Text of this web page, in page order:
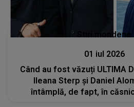
Stiri mondene
01 iul 2026
Când au fost văzuți ULTIMA
Ileana Sterp și Daniel
întâmplă, de fapt, în